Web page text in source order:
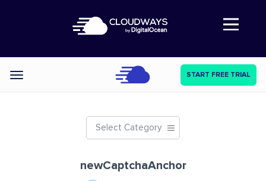
Abre a navegação
Categories START FREE TRIAL
Select Category
newCaptchaAnchor